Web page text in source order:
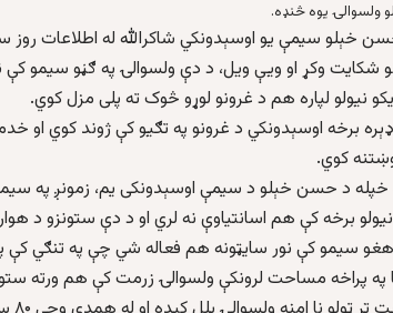
ولسوالۍ یوه څنډه.
خېلو سیمې یو اوسېدونکي شاکرالله له اطلاعات
شکایت وکړ او ویې ویل، د دې ولسوالۍ په ګڼو سیمو کې
نیولو لپاره هم د غرونو لوړو څوک ته پلی مزل کوي.
برخه اوسېدونکي د غرونو په تګیو کې ژوند کوي او
کوي.
خپله د حسن خېلو د سیمې اوسېدونکی یم، زمونږ په
برخه کې هم اسانتیاوې نه لري او د دې ستونزو د
سیمو کې نور سایټونه هم فعاله شي چې په تنګي
په پراخه مساحت لرونکې ولسوالۍ زرمت کې هم ورته